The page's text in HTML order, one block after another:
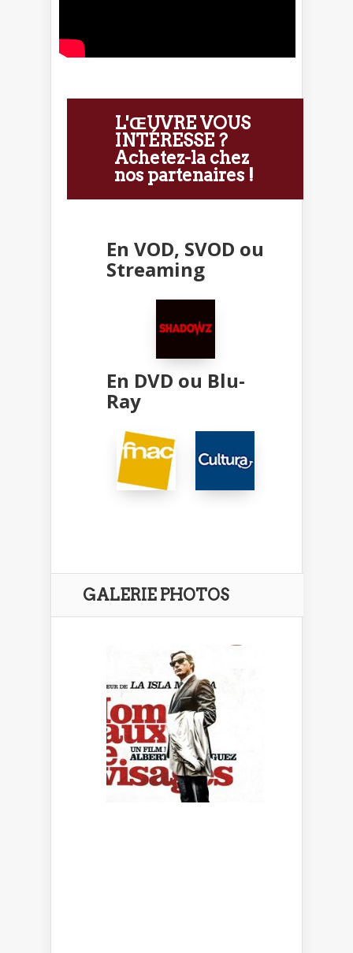
L'ŒUVRE VOUS
INTÉRESSE ?
Achetez-la chez
nos partenaires !
En VOD, SVOD ou
Streaming
En DVD ou Blu-
Ray
GALERIE PHOTOS